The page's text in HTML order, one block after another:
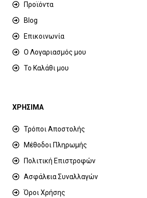
Προϊόντα
Blog
Επικοινωνία
Ο Λογαριασμός μου
Το Καλάθι μου
ΧΡΗΣΙΜΑ
Τρόποι Αποστολής
Μέθοδοι Πληρωμής
Πολιτική Επιστροφών
Ασφάλεια Συναλλαγών
Όροι Χρήσης